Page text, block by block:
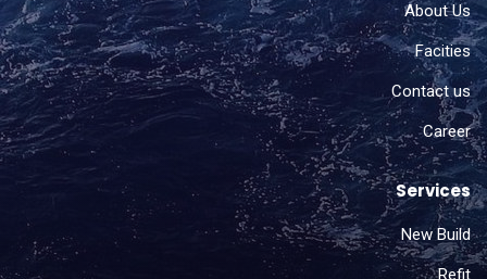
About Us
Facities
Contact us
Career
Services
New Build
Refit